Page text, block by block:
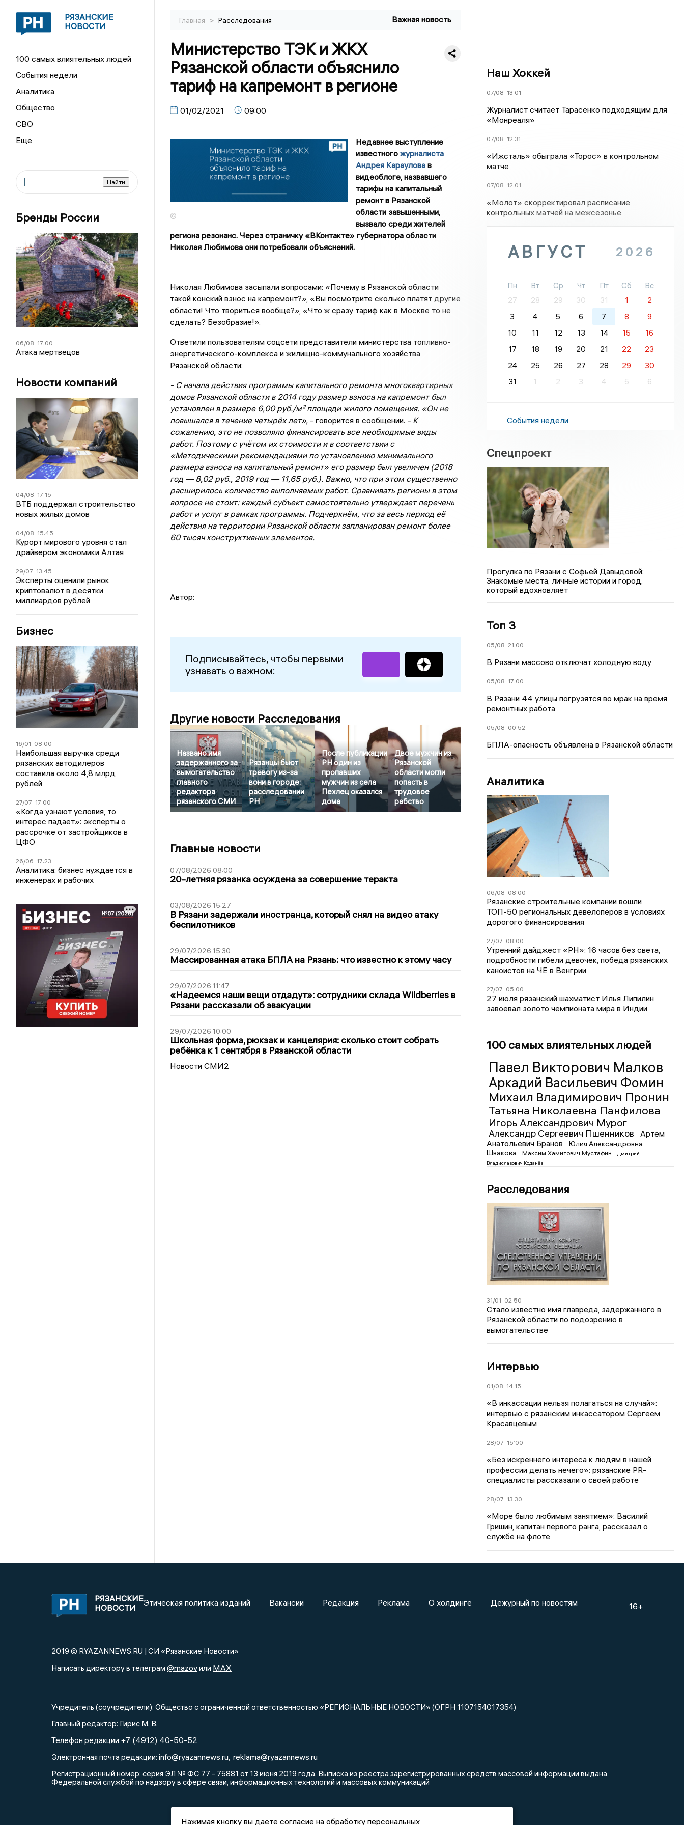
РЯЗАНСКИЕ
НОВОСТИ
100 самых влиятельных людей
События недели
Аналитика
Общество
СВО
Бренды России
06/08 17:00
Атака мертвецов
Новости компаний
04/08 17:15
ВТБ поддержал строительство
новых жилых домов
04/08 15:45
Курорт мирового уровня стал
драйвером экономики Алтая
29/07 13:45
Эксперты оценили рынок
криптовалют в десятки
миллиардов рублей
Бизнес
16/01 08:00
Наибольшая выручка среди
рязанских автодилеров
составила около 4,8 млрд
рублей
27/07 17:00
«Когда узнают условия, то
интерес падает»: эксперты о
рассрочке от застройщиков в
ЦФО
26/06 17:23
Аналитика: бизнес нуждается в
инженерах и рабочих
Главная > Расследования Важная новость
Министерство ТЭК и ЖКХ
Рязанской области объяснило
тариф на капремонт в регионе
01/02/2021 09:00
©
Недавнее выступление
известногожурналиста
Андрея Карауловав
видеоблоге, назвавшего
тарифы на капитальный
ремонт в Рязанской
области завышенными,
вызвало среди жителей
региона резонанс. Через страничку «ВКонтакте» губернатора области
Николая Любимова они потребовали объяснений.
Николая Любимова засыпали вопросами: «Почему в Рязанской области
такой конский взнос на капремонт?», «Вы посмотрите сколько платят другие
области! Что твориться вообще?», «Что ж сразу тариф как в Москве то не
сделать? Безобразие!».
Ответили пользователям соцсети представители министерства топливно-
энергетического-комплекса и жилищно-коммунального хозяйства
Рязанской области:
- С начала действия программы капитального ремонта многоквартирных
домов Рязанской области в 2014 году размер взноса на капремонт был
установлен в размере 6,00 руб./м² площади жилого помещения. «Он не
повышался в течение четырёх лет»,- говорится в сообщении. - К
сожалению, это не позволяло финансировать все необходимые виды
работ. Поэтому с учётом их стоимости и в соответствии с
«Методическими рекомендациями по установлению минимального
размера взноса на капитальный ремонт» его размер был увеличен (2018
год — 8,02 руб., 2019 год — 11,65 руб.). Важно, что при этом существенно
расширилось количество выполняемых работ. Сравнивать регионы в этом
вопросе не стоит: каждый субъект самостоятельно утверждает перечень
работ и услуг в рамках программы. Подчеркнём, что за весь период её
действия на территории Рязанской области запланирован ремонт более
60 тысяч конструктивных элементов.
Автор:
Подписывайтесь, чтобы первыми
узнавать о важном:
Другие новости Расследования
Названо имя
задержанного за
вымогательство
главного
редактора
рязанского СМИ
Рязанцы бьют
тревогу из-за
вони в городе:
расследовании
РН
После публикации
РН один из
пропавших
мужчин из села
Пехлец оказался
дома
Двое мужчин из
Рязанской
области могли
попасть в
трудовое
рабство
Главные новости
07/08/2026 08:00
20-летняя рязанка осуждена за совершение теракта
03/08/2026 15:27
В Рязани задержали иностранца, который снял на видео атаку
беспилотников
29/07/2026 15:30
Массированная атака БПЛА на Рязань: что известно к этому часу
29/07/2026 11:47
«Надеемся наши вещи отдадут»: сотрудники склада Wildberries в
Рязани рассказали об эвакуации
29/07/2026 10:00
Школьная форма, рюкзак и канцелярия: сколько стоит собрать
ребёнка к 1 сентября в Рязанской области
Новости СМИ2
Наш Хоккей
07/08 13:01
Журналист считает Тарасенко подходящим для
«Монреаля»
07/08 12:31
«Ижсталь» обыграла «Торос» в контрольном
матче
07/08 12:01
«Молот» скорректировал расписание
контрольных матчей на межсезонье
АВГУСТ 2026
Пн Вт Ср Чт Пт Сб
Вс
27
28 29 30 31 1
2
3
4 5 6 7 8
9
10
11 12 13 14 15
16
17
18 19 20 21 22
23
24
25 26 27 28 29
30
31
1 2 3 4 5 6
События недели
Спецпроект
Прогулка по Рязани с Софьей Давыдовой:
Знакомые места, личные истории и город,
который вдохновляет
Топ 3
05/08 21:00
В Рязани массово отключат холодную воду
05/08 17:00
В Рязани 44 улицы погрузятся во мрак на время
ремонтных работа
05/08 00:52
БПЛА-опасность объявлена в Рязанской области
Аналитика
06/08 08:00
Рязанские строительные компании вошли
ТОП-50 региональных девелоперов в условиях
дорогого финансирования
27/07 08:00
Утренний дайджест «РН»: 16 часов без света,
подробности гибели девочек, победа рязанских
каноистов на ЧЕ в Венгрии
27/07 05:00
27 июля рязанский шахматист Илья Липилин
завоевал золото чемпионата мира в Индии
100 самых влиятельных людей
Павел Викторович Малков
Аркадий Васильевич Фомин
Михаил Владимирович Пронин
Татьяна Николаевна Панфилова
Игорь Александрович Мурог
Александр Сергеевич Пшенников
Артем
Анатольевич Бранов
Юлия Александровна
Швакова
Максим Хамитович Мустафин
Дмитрий
Владиславович Коданёв
Расследования
31/01 02:50
Стало известно имя главреда, задержанного в
Рязанской области по подозрению в
вымогательстве
Интервью
01/08 14:15
«В инкассации нельзя полагаться на случай»:
интервью с рязанским инкассатором Сергеем
Красавцевым
28/07 15:00
«Без искреннего интереса к людям в нашей
профессии делать нечего»: рязанские PR-
специалисты рассказали о своей работе
28/07 13:30
«Море было любимым занятием»: Василий
Гришин, капитан первого ранга, рассказал о
службе на флоте
РЯЗАНСКИЕ
НОВОСТИ
Этическая политика изданий Вакансии Редакция Реклама О холдинге Дежурный по новостям 16+
2019 © RYAZANNEWS.RU | СИ «Рязанские Новости»
Написать директору в телеграм @mazovили MAX
Учредитель (соучредители): Общество с ограниченной ответственностью «РЕГИОНАЛЬНЫЕ НОВОСТИ» (ОГРН 1107154017354)
Главный редактор: Гирис М. В.
Телефон редакции:+7 (4912) 40-50-52
Электронная почта редакции: info@ryazannews.ru reklama@ryazannews.ru
Регистрационный номер: серия ЭЛ № ФС 77 - 75881 от 13 июня 2019 года. Выписка из реестра зарегистрированных средств массовой информации выдана
Федеральной службой по надзору в сфере связи, информационных технологий и массовых коммуникаций
Нажимая кнопку вы даете согласие на обработку персональных